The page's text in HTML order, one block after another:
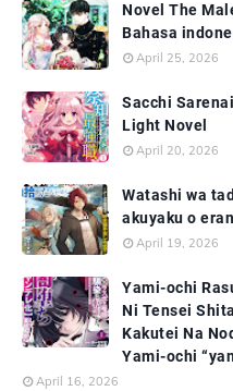
Novel The
Bahasa
April 25, 2026
Sacchi
Light Novel
April 20, 2026
Watashi wa
akuyaku o
April 19, 2026
Yami-ochi
Ni Tensei
Kakutei Na
Yami-ochi
April 16, 2026